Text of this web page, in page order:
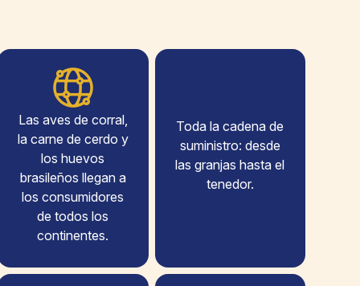
Las aves de corral,
la carne de cerdo y
los huevos
brasileños llegan a
los consumidores
de todos los
continentes.
Toda la cadena de
suministro: desde
las granjas hasta el
tenedor.